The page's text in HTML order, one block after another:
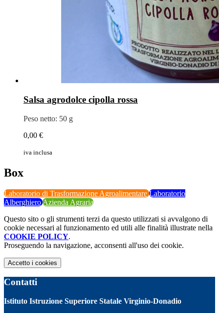
Salsa agrodolce cipolla rossa
Peso netto: 50 g
0,00 €
iva inclusa
Box
Laboratorio di Trasformazione AgroalimentareLaboratorio
AlberghieroAzienda Agraria
Questo sito o gli strumenti terzi da questo utilizzati si avvalgono di
cookie necessari al funzionamento ed utili alle finalità illustrate nella
COOKIE POLICY.
Proseguendo la navigazione, acconsenti all'uso dei cookie.
Accetto i cookies
Contatti
Istituto Istruzione Superiore Statale Virginio-Donadio